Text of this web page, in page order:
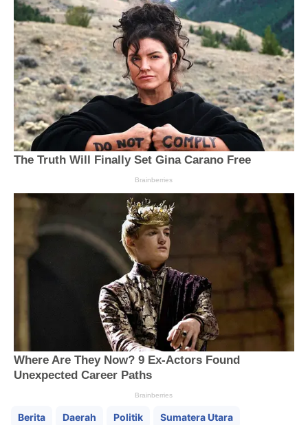
Berita Daerah Politik Sumatera Utara